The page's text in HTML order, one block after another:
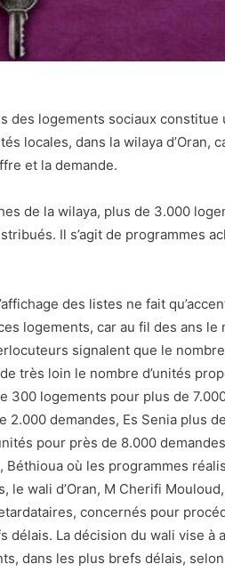
des logements sociaux
locales, dans la wilaya d’Oran,
et la demande.
de la wilaya, plus de 3.000
Il s’agit de programmes
des listes ne fait
logements, car au fil des ans
signalent que le
très loin le nombre d’unités
300 logements pour plus de
2.000 demandes, Es Senia plus
pour près de 8.000
Béthioua où les programmes
le wali d’Oran, M Cherifi
concernés pour
délais. La décision du wali vise à
dans les plus brefs délais,